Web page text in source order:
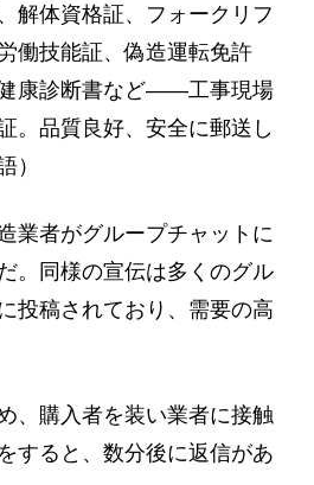
解体資格証、フォークリフ
働技能証、偽造運転免許
康診断書など――工事現場
。品質良好、安全に郵送し
）
業者がグループチャットに
。同様の宣伝は多くのグル
投稿されており、需要の高
、購入者を装い業者に接触
すると、数分後に返信があ